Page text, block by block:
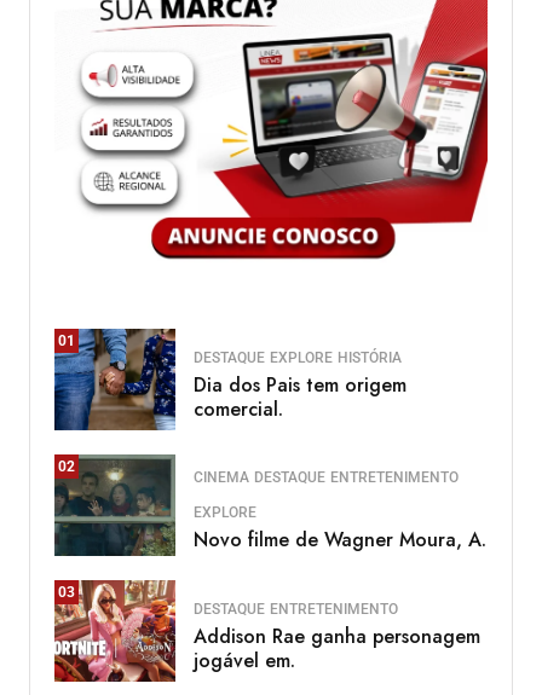
01
DESTAQUE EXPLORE HISTÓRIA
Dia dos Pais tem origem
comercial.
02
CINEMA DESTAQUE ENTRETENIMENTO
EXPLORE
Novo filme de Wagner Moura, A.
03
DESTAQUE ENTRETENIMENTO
Addison Rae ganha personagem
jogável em.